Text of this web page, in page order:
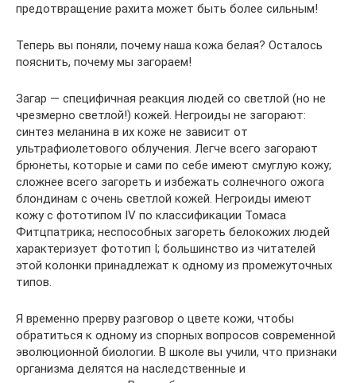
предотвращение рахита может быть более сильным!
Теперь вы поняли, почему наша кожа белая? Осталось
пояснить, почему мы загораем!
Загар — специфичная реакция людей со светлой (но не
чрезмерно светлой!) кожей. Негроиды не загорают:
синтез меланина в их коже не зависит от
ультрафиолетового облучения. Легче всего загорают
брюнеты, которые и сами по себе имеют смуглую кожу;
сложнее всего загореть и избежать солнечного ожога
блондинам с очень светлой кожей. Негроиды имеют
кожу с фототипом IV по классификации Томаса
Фитцпатрика; неспособных загореть белокожих людей
характеризует фототип I; большинство из читателей
этой колонки принадлежат к одному из промежуточных
типов.
Я временно прерву разговор о цвете кожи, чтобы
обратиться к одному из спорных вопросов современной
эволюционной биологии. В школе вы учили, что признаки
организма делятся на наследственные и